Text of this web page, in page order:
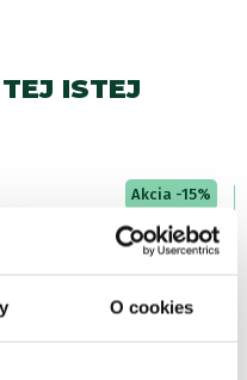
O cookies
ISTEJ
Akcia -15%
8 variantov